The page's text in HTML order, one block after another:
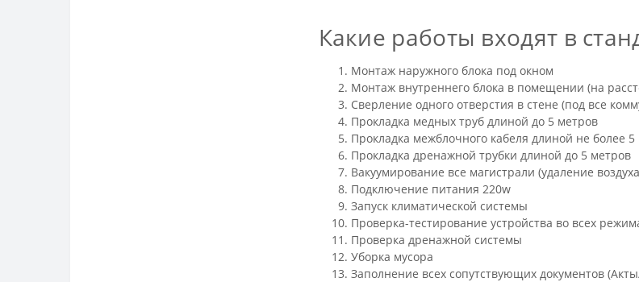
Какие работы входят в
Монтаж наружного блока под окном
Монтаж внутреннего блока в помещении (на
Сверление одного отверстия в стене (под все
Прокладка медных труб длиной до 5 метров
Прокладка межблочного кабеля длиной не более 5
Прокладка дренажной трубки длиной до 5 метров
Вакуумирование все магистрали (удаление
Подключение питания 220w
Запуск климатической системы
Проверка-тестирование устройства во всех
Проверка дренажной системы
Уборка мусора
Заполнение всех сопутствующих документов